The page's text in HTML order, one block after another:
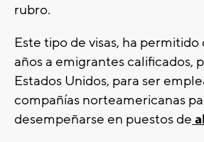
rubro.
Este tipo de visas, ha
años a emigrantes calificados,
Estados Unidos, para ser
compañías norteamericanas
desempeñarse en puestos de